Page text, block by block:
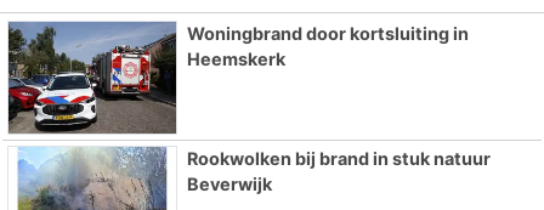
Woningbrand door kortsluiting in
Heemskerk
Rookwolken bij brand in stuk natuur
Beverwijk